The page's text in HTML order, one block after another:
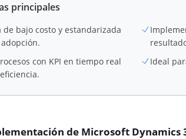
principales
de bajo costo y estandarizada
con KPI en tiempo real
Ideal
de Microsoft Dynamics